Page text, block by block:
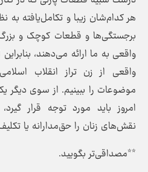
هر کدام‌شان زیبا و تکامل‌یافته به
برجستگی‌ها و قطعات کوچک و
واقعی به ما ارائه می‌دهند،
واقعی از زن تراز انقلاب
موضوعات را ببینیم. از سوی دیگر
امروز باید مورد توجه قرار
نقش‌های زنان را حق‌مدارانه یا
**مصداقی‌تر بگویید.